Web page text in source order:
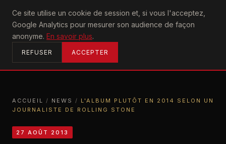
Ce site utilise un cookie de session et, si vous l'acceptez,
Google Analytics pour mesurer son audience de façon
anonyme. En savoir plus.
REFUSER ACCEPTER
U2achtung
ACCUEIL
ACCUEIL / NEWS / L'ALBUM PLUTÔT EN 2014 SELON UN
JOURNALISTE DE ROLLING STONE
27 AOÛT 2013